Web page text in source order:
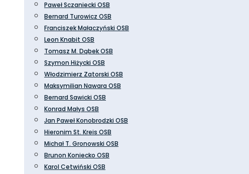
Paweł Sczaniecki OSB
Bernard Turowicz OSB
Franciszek Małaczyński OSB
Leon Knabit OSB
Tomasz M. Dąbek OSB
Szymon Hiżycki OSB
Włodzimierz Zatorski OSB
Maksymilian Nawara OSB
Bernard Sawicki OSB
Konrad Małys OSB
Jan Paweł Konobrodzki OSB
Hieronim St. Kreis OSB
Michał T. Gronowski OSB
Brunon Koniecko OSB
Karol Cetwiński OSB